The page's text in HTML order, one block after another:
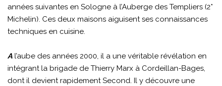
années suivantes en Sologne à l’Auberge des Templiers (2*
Michelin). Ces deux maisons aiguisent ses connaissances
techniques en cuisine.
A l’aube des années 2000, il a une véritable révélation en
intégrant la brigade de Thierry Marx à Cordeillan-Bages,
dont il devient rapidement Second. Il y découvre une